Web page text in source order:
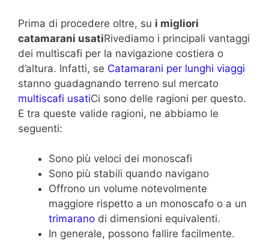
Prima di procedere oltre, su i migliori
catamarani usatiRivediamo i principali vantaggi
dei multiscafi per la navigazione costiera o
d’altura. Infatti, se Catamarani per lunghi viaggi
stanno guadagnando terreno sul mercato
multiscafi usatiCi sono delle ragioni per questo.
E tra queste valide ragioni, ne abbiamo le
seguenti:
Sono più veloci dei monoscafi
Sono più stabili quando navigano
Offrono un volume notevolmente
maggiore rispetto a un monoscafo o a un
trimarano di dimensioni equivalenti.
In generale, possono fallire facilmente.